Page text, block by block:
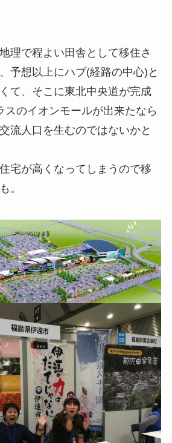
理で程よい田舎として移住さ
予想以上にハブ(経路の中心)と
て、そこに東北中央道が完成
スのイオンモールが出来たなら
流人口を生むのではないかと
宅が高くなってしまうので移
。